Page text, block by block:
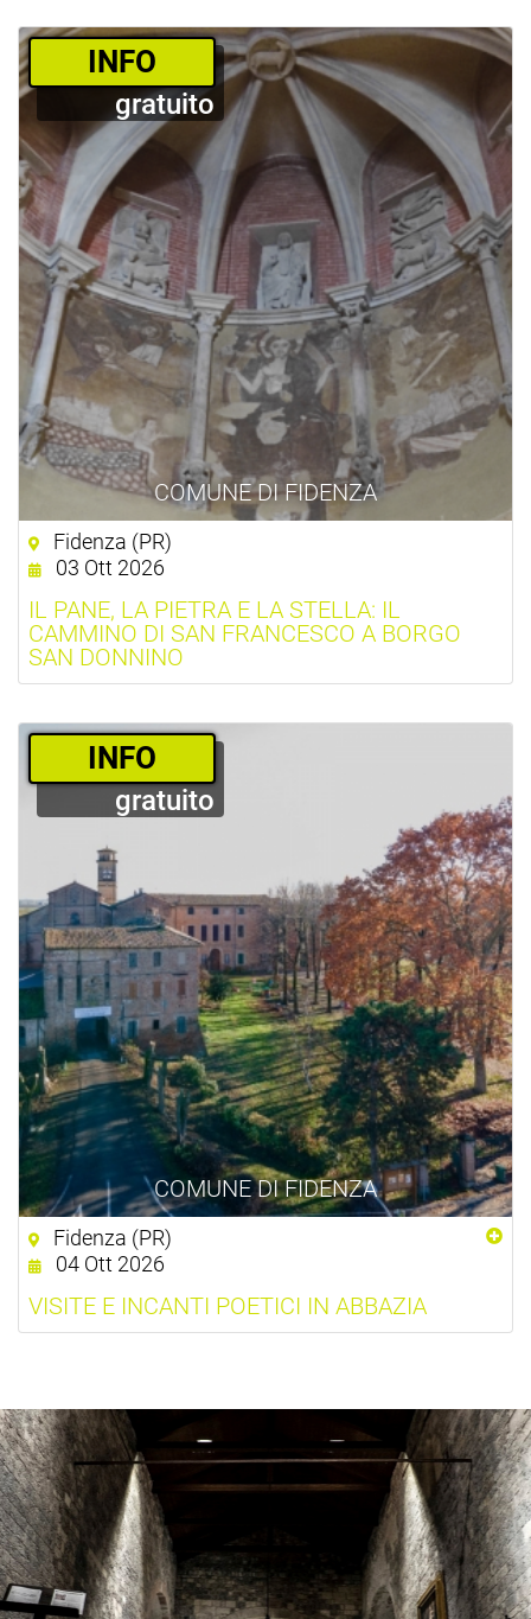
COMUNE DI FIDENZA
­INFO
gratuito
Fidenza (PR)
03 Ott 2026
IL PANE, LA PIETRA E LA STELLA: IL
CAMMINO DI SAN FRANCESCO A BORGO
SAN DONNINO
COMUNE DI FIDENZA
­INFO
gratuito
Fidenza (PR)
04 Ott 2026
VISITE E INCANTI POETICI IN ABBAZIA